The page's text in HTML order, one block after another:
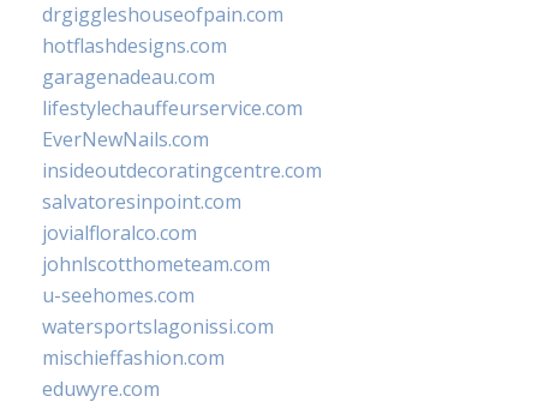
drgiggleshouseofpain.com
hotflashdesigns.com
garagenadeau.com
lifestylechauffeurservice.com
EverNewNails.com
insideoutdecoratingcentre.com
salvatoresinpoint.com
jovialfloralco.com
johnlscotthometeam.com
u-seehomes.com
watersportslagonissi.com
mischieffashion.com
eduwyre.com